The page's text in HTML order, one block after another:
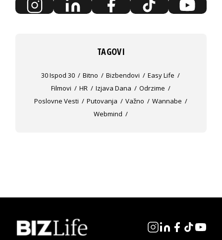
TAGOVI
30 Ispod 30 Bitno Bizbendovi
Easy Life
Filmovi
HR Izjava Dana
Odrzime
Poslovne Vesti
Putovanja Važno
Wannabe
Webmind